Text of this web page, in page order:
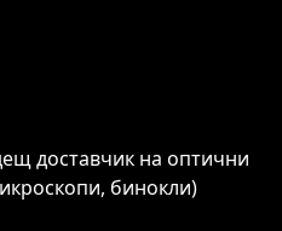
доставчик на оптични
бинокли)